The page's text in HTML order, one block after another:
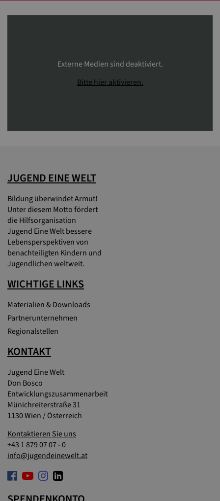
Externe Medien sind deaktiviert.
Bitte hier aktivieren.
JUGEND EINE WELT
Bildung überwindet Armut!
Unter diesem Motto fördert
die Hilfsorganisation
Jugend Eine Welt bessere
Lebensperspektiven von
benachteiligten Kindern und
Jugendlichen weltweit.
WICHTIGE LINKS
Materialien & Downloads
Partnerunternehmen
Regionalstellen
KONTAKT
Jugend Eine Welt
Don Bosco
Entwicklungszusammenarbeit
Münichreiterstraße 31
1130 Wien / Österreich
Kontaktieren Sie uns
+43 1 879 07 07 - 0
info@jugendeinewelt.at